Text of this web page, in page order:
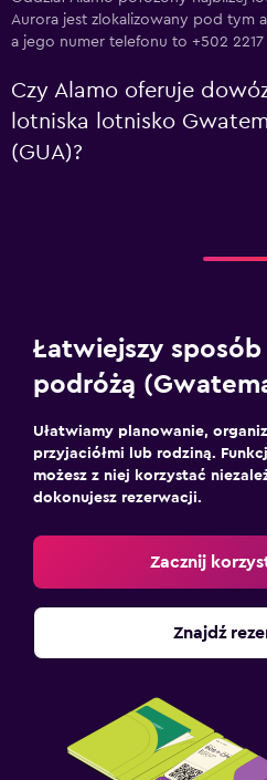
Aurora jest zlokalizowany pod tym
a jego numer telefonu to +502 2217
Czy Alamo oferuje
lotniska lotnisko
(GUA)?
Łatwiejszy sposób
podróżą
Ułatwiamy planowanie,
przyjaciółmi lub rodziną.
możesz z niej korzystać
dokonujesz rezerwacji.
Zacznij
Znajdź